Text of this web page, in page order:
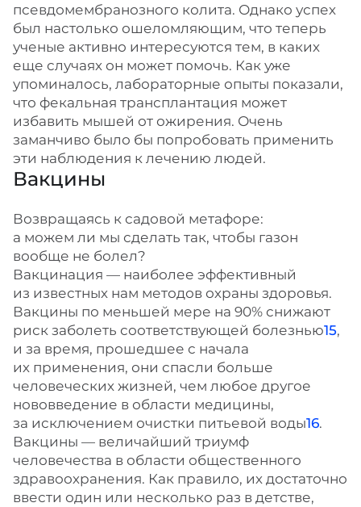
псевдомембранозного колита. Однако успех
был настолько ошеломляющим, что теперь
ученые активно интересуются тем, в каких
еще случаях он может помочь. Как уже
упоминалось, лабораторные опыты показали,
что фекальная трансплантация может
избавить мышей от ожирения. Очень
заманчиво было бы попробовать применить
эти наблюдения к лечению людей.
Вакцины
Возвращаясь к садовой метафоре:
а можем ли мы сделать так, чтобы газон
вообще не болел?
Вакцинация — наиболее эффективный
из известных нам методов охраны здоровья.
Вакцины по меньшей мере на 90% снижают
риск заболеть соответствующей болезнью15,
и за время, прошедшее с начала
их применения, они спасли больше
человеческих жизней, чем любое другое
нововведение в области медицины,
за исключением очистки питьевой воды16.
Вакцины — величайший триумф
человечества в области общественного
здравоохранения. Как правило, их достаточно
ввести один или несколько раз в детстве,